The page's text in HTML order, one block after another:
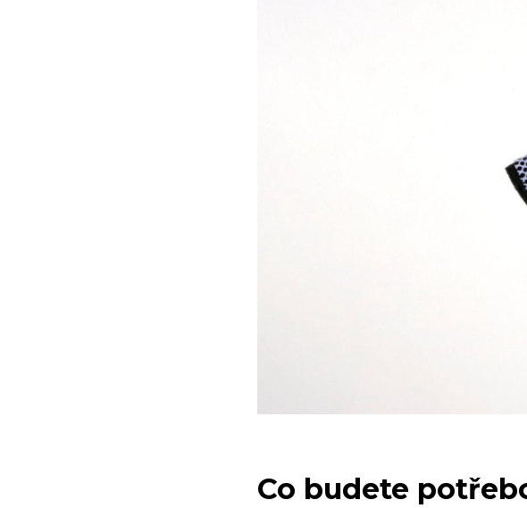
Co budete